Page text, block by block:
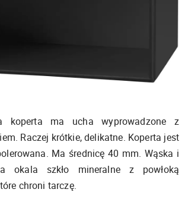
koperta ma ucha wyprowadzone z
Raczej krótkie, delikatne. Koperta jest
Ma średnicę 40 mm. Wąska i
okala szkło mineralne z powłoką
chroni tarczę.